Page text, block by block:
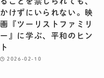
かけずにいられない。映
画『ツーリストファミリ
ー』に学ぶ、平和のヒン
ト
2026-02-10